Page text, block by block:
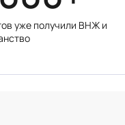
уже получили ВНЖ и